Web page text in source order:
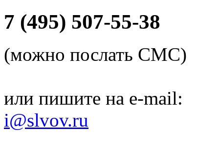
7 (495) 507-55-38
(можно послать СМС)
или пишите на e-mail:
i@slvov.ru